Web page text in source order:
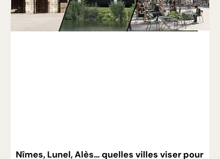
Nîmes, Lunel, Alès… quelles villes viser pour